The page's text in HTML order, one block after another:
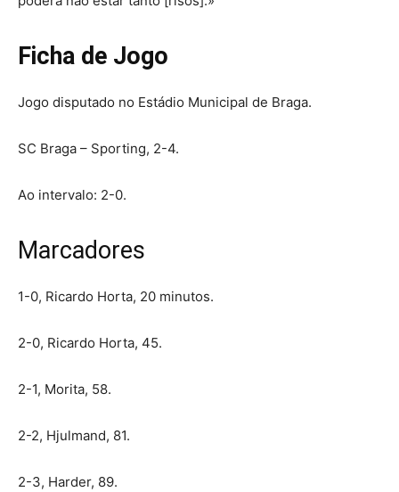
Ficha de Jogo
Jogo disputado no Estádio Municipal de Braga.
SC Braga – Sporting, 2-4.
Ao intervalo: 2-0.
Marcadores
1-0, Ricardo Horta, 20 minutos.
2-0, Ricardo Horta, 45.
2-1, Morita, 58.
2-2, Hjulmand, 81.
2-3, Harder, 89.